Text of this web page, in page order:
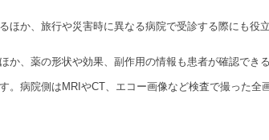
ほか、旅行や災害時に異なる病院で受診する際にも役立
か、薬の形状や効果、副作用の情報も患者が確認でき
。病院側はMRIやCT、エコー画像など検査で撮っ